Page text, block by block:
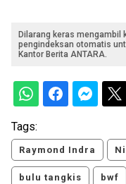
Dilarang keras mengambil
pengindeksan otomatis
Kantor Berita ANTARA.
Tags:
Raymond Indra
bulu tangkis bwf